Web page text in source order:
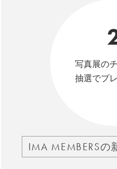
写真展の
抽選でプ
IMA MEMBERS